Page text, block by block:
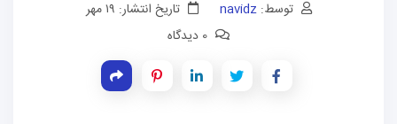
توسط:navidz
تاریخ انتشار: ۱۹ مهر